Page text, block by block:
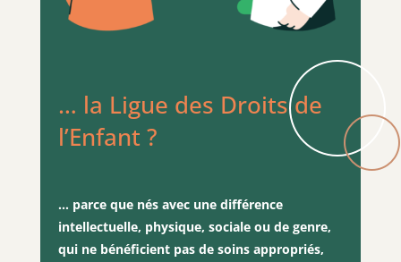
… la Ligue des Droits de
l’Enfant ?
… parce que nés avec une différence
intellectuelle, physique, sociale ou de genre,
qui ne bénéficient pas de soins appropriés,